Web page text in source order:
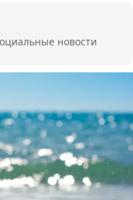
новости